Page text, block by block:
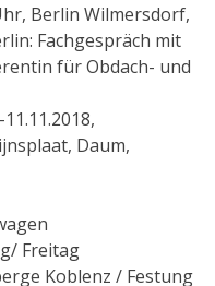
Berlin Wilmersdorf,
Fachgespräch mit
für Obdach- und
Daum,
Freitag
Koblenz / Festung